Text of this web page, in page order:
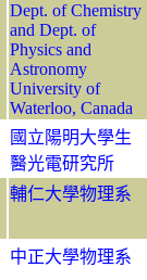
Dept. of Chemistry
and Dept. of
Physics and
Astronomy
University of
Waterloo, Canada
國立陽明大學生
醫光電研究所
輔仁大學物理系
中正大學物理系